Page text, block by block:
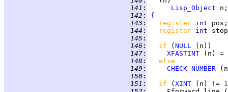
141 :
Lisp_Object
142 :
{
143 : register int
144 : register int
145 :
146 : if ( NULL
147 : XFASTINT (n) =
148 :
else
149 : CHECK_NUMBER
150 :
151 : if ( XINT (n) != 1